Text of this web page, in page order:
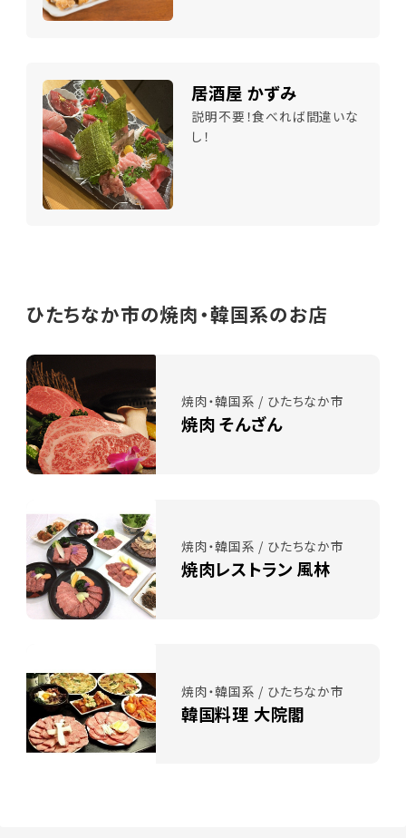
居酒屋 かずみ
説明不要！食べれば間違いな
し！
ひたちなか市の焼肉・韓国系のお店
焼肉・韓国系 / ひたちなか市
焼肉 そんざん
焼肉・韓国系 / ひたちなか市
焼肉レストラン 風林
焼肉・韓国系 / ひたちなか市
韓国料理 大院閣